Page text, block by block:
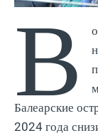
В
Балеарские
2024 года